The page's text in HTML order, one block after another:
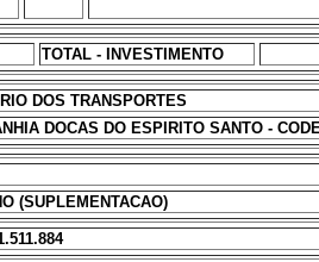
TOTAL - INVESTIMENTO
DOS TRANSPORTES
DOCAS DO ESPIRITO SANTO -
(SUPLEMENTACAO)